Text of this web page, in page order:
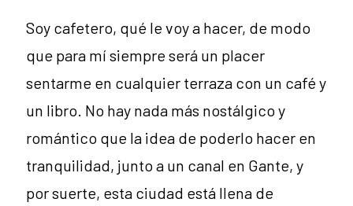
Soy cafetero, qué le voy a hacer, de modo
que para mí siempre será un placer
sentarme en cualquier terraza con un café y
un libro. No hay nada más nostálgico y
romántico que la idea de poderlo hacer en
tranquilidad, junto a un canal en Gante, y
por suerte, esta ciudad está llena de